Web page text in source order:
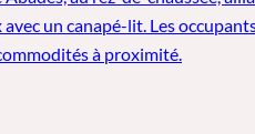
un canapé-lit. Les
à proximité.